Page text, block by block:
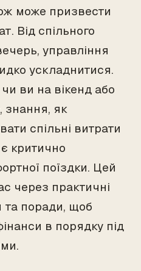
може призвести
Від спільного
управління
ускладнитися.
ви на вікенд або
знання, як
спільні витрати
критично
поїздки. Цей
через практичні
та поради, щоб
в порядку під